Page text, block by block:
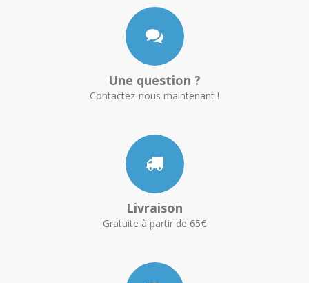
Une question ?
Contactez-nous maintenant !
Livraison
Gratuite à partir de 65€